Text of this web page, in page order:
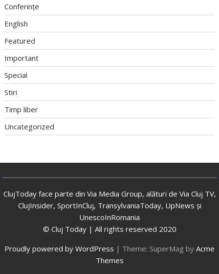
Conferințe
English
Featured
Important
Special
Stiri
Timp liber
Uncategorized
ClujToday face parte din Via Media Group, alături de Via Cluj TV,
ClujInsider, SportInCluj, TransylvaniaToday, UpNews și
UnescoInRomania
© Cluj Today | All rights reserved 2020
Proudly powered by WordPress | Theme: SuperMag by Acme
Themes